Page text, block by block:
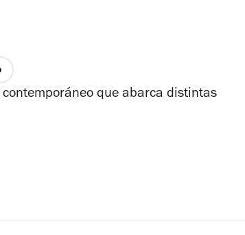
que abarca distintas